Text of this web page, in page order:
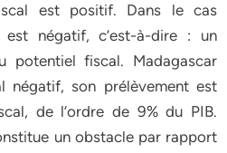
est positif. Dans le cas
négatif, c’est-à-dire : un
potentiel fiscal. Madagascar
négatif, son prélèvement est
de l’ordre de 9% du PIB.
un obstacle par rapport